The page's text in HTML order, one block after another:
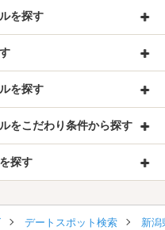
を探す
を探す
をこだわり条件から探す
探す
デートスポット検索 新潟